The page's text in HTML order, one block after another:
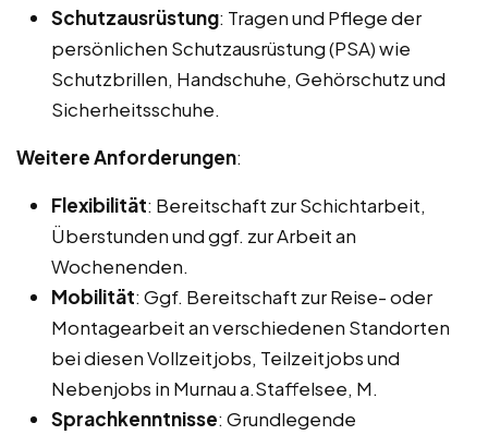
Schutzausrüstung: Tragen und Pflege der
persönlichen Schutzausrüstung (PSA) wie
Schutzbrillen, Handschuhe, Gehörschutz und
Sicherheitsschuhe.
Weitere Anforderungen:
Flexibilität: Bereitschaft zur Schichtarbeit,
Überstunden und ggf. zur Arbeit an
Wochenenden.
Mobilität: Ggf. Bereitschaft zur Reise- oder
Montagearbeit an verschiedenen Standorten
bei diesen Vollzeitjobs, Teilzeitjobs und
Nebenjobs in Murnau a.Staffelsee, M.
Sprachkenntnisse: Grundlegende